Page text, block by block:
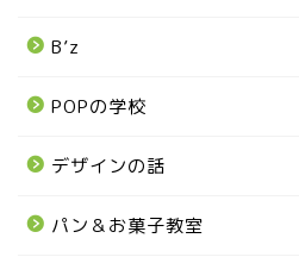
B’z
POPの学校
デザインの話
パン＆お菓子教室